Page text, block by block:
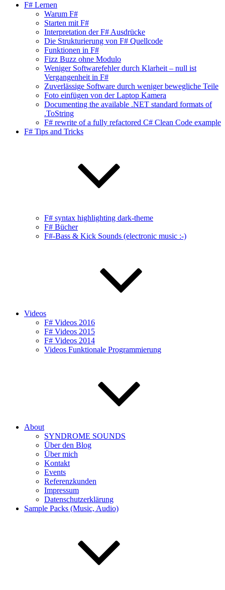
F# Lernen
Warum F#
Starten mit F#
Interpretation der F# Ausdrücke
Die Strukturierung von F# Quellcode
Funktionen in F#
Fizz Buzz ohne Modulo
Weniger Softwarefehler durch Klarheit – null ist
Vergangenheit in F#
Zuverlässige Software durch weniger bewegliche Teile
Foto einfügen von der Laptop Kamera
Documenting the available .NET standard formats of
.ToString
F# rewrite of a fully refactored C# Clean Code example
F# Tips and Tricks
F# syntax highlighting dark-theme
F# Bücher
F#-Bass & Kick Sounds (electronic music :-)
Videos
F# Videos 2016
F# Videos 2015
F# Videos 2014
Videos Funktionale Programmierung
About
SYNDROME SOUNDS
Über den Blog
Über mich
Kontakt
Events
Referenzkunden
Impressum
Datenschutzerklärung
Sample Packs (Music, Audio)